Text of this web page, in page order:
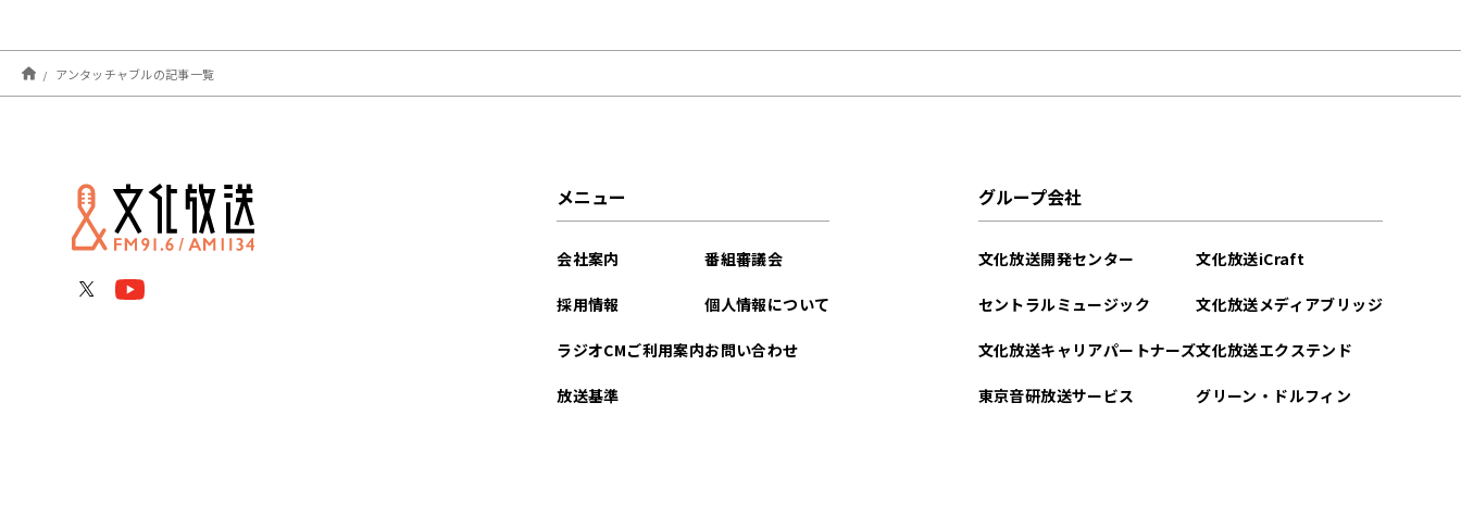
2025年12月
2025年11月
アンタッチャブルの記事一覧
メニュー
会社案内
採用情報
ラジオCMご利用案内
放送基準
番組審議会
個人情報について
お問い合わせ
グループ会社
文化放送開発センター
セントラルミュージック
文化放送キャリアパートナーズ
東京音研放送サービス
文化放送iCraft
文化放送メディアブリッジ
文化放送エクステンド
グリーン・ドルフィン